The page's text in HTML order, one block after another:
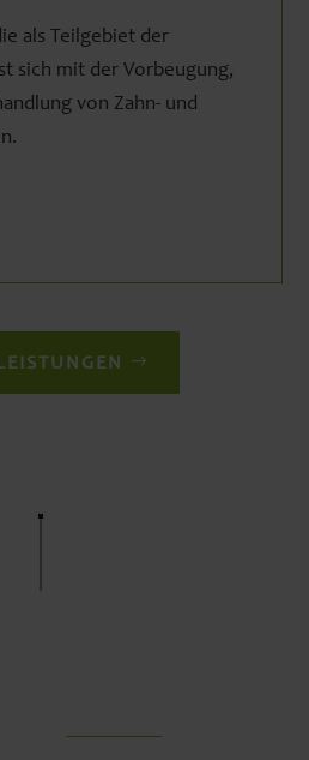
als Teilgebiet der
sich mit der Vorbeugung,
von Zahn- und